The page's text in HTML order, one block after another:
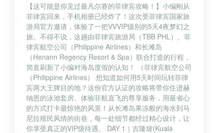
【这可能是你见过最凡尔赛的菲律宾攻略！】小编刚从
菲律宾回来，手机相册已经炸了！这次受菲律宾国家旅
游局官方邀请，体验了一把VVVIP级别的5天4夜梦幻之
旅。不得不说，这趟由菲律宾旅游局（TBB PHL）、菲
律宾航空公司（Philippine Airlines）和长滩岛
（Henann Regency Resort & Spa）联合打造的行程，
简直刷新了小编对海岛度假的认知！ （菲律宾航空公司
（Philippine Airlines） 想知道如何用5天时间玩转菲律
宾两大王牌目的地？这份官方认证的攻略将带你住进赫
纳恩的泳池套房、体验菲航直飞的尊享服务，用最省心
的方式打卡最惊艳的风景！从长滩岛果冻般的海水到马
尼拉殖民风情的街巷，每一处细节都经过精心设计，让
你享受真正的VIP级待遇。 DAY 1｜吉隆坡(Kuala